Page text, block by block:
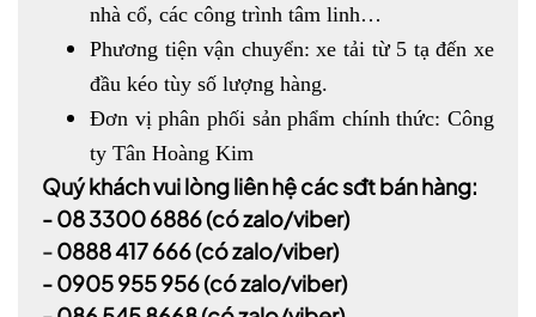
nhà cổ, các công trình tâm linh…
Phương tiện vận chuyển: xe tải từ 5 tạ đến xe
đầu kéo tùy số lượng hàng.
Đơn vị phân phối sản phẩm chính thức: Công
ty Tân Hoàng Kim
Quý khách vui lòng liên hệ các sđt bán hàng:
-08 3300 6886(có zalo/viber)
-0888 417 666(có zalo/viber)
-0905 955 956(có zalo/viber)